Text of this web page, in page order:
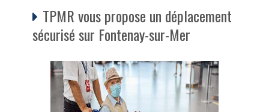
TPMR vous propose un déplacement
sécurisé sur Fontenay-sur-Mer